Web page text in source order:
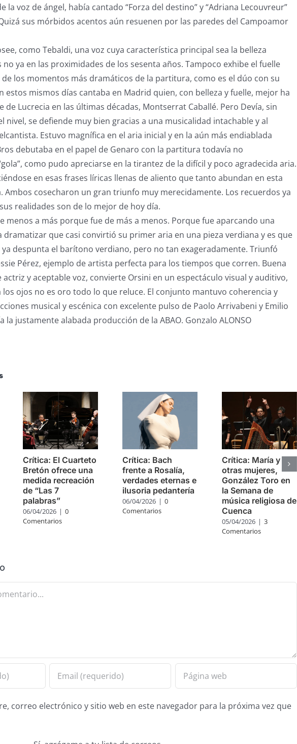
la voz de ángel, había cantado “Forza del destino” y “Adriana Lecouvreur”
sus mórbidos acentos aún resuenen por las paredes del Campoamor
como Tebaldi, una voz cuya característica principal sea la belleza
ya en las proximidades de los sesenta años. Tampoco exhibe el fuelle
los momentos más dramáticos de la partitura, como es el dúo con su
estos mismos días cantaba en Madrid quien, con belleza y fuelle, mejor ha
de Lucrecia en las últimas décadas, Montserrat Caballé. Pero Devía, sin
nivel, se defiende muy bien gracias a una musicalidad intachable y al
Estuvo magnífica en el aria inicial y en la aún más endiablada
debutaba en el papel de Genaro con la partitura todavía no
como pudo apreciarse en la tirantez de la difícil y poco agradecida aria.
en esas frases líricas llenas de aliento que tanto abundan en esta
Ambos cosecharon un gran triunfo muy merecidamente. Los recuerdos ya
realidades son de lo mejor de hoy día.
menos a más porque fue de más a menos. Porque fue aparcando una
dramatizar que casi convirtió su primer aria en una pieza verdiana y es que
ya despunta el barítono verdiano, pero no tan exageradamente. Triunfó
Pérez, ejemplo de artista perfecta para los tiempos que corren. Buena
actriz y aceptable voz, convierte Orsini en un espectáculo visual y auditivo,
los ojos no es oro todo lo que reluce. El conjunto mantuvo coherencia y
musical y escénica con excelente pulso de Paolo Arrivabeni y Emilio
la justamente alabada producción de la ABAO. Gonzalo ALONSO
Crítica: El Cuarteto
Bretón ofrece una
medida recreación
de “Las 7
palabras”
06/04/2026 | 0
Comentarios
Crítica: Bach
frente a Rosalía,
verdades eternas e
ilusoria pedantería
06/04/2026 | 0
Comentarios
Crítica: María y
otras mujeres,
González Toro en
la Semana de
música religiosa de
Cuenca
05/04/2026 | 3
Comentarios
correo electrónico y sitio web en este navegador para la próxima vez que